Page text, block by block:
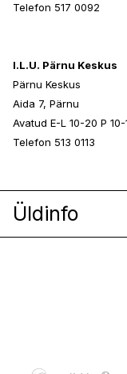
Telefon 517 0092
I.L.U. Pärnu Keskus
Pärnu Keskus
Aida 7, Pärnu
Avatud E-L 10-20 P 10-
Telefon 513 0113
Üldinfo